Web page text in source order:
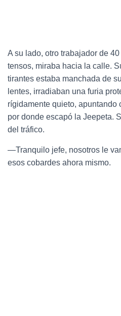
A su lado, otro trabajador de
tensos, miraba hacia la calle.
tirantes estaba manchada de
lentes, irradiaban una furia
rígidamente quieto, apuntando
por donde escapó la Jeepeta.
del tráfico.
—Tranquilo jefe, nosotros le
esos cobardes ahora mismo.